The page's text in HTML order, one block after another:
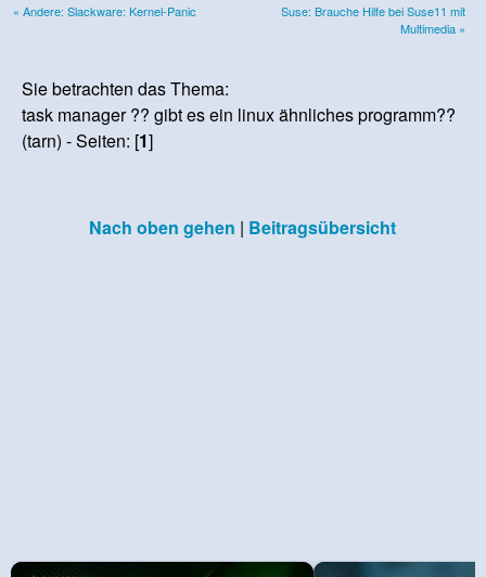
« Andere: Slackware: Kernel-Panic
Suse: Brauche Hilfe bei Suse11 mit
Multimedia »
Sie betrachten das Thema:
task manager ?? gibt es ein linux ähnliches programm??
(tarn) - Seiten: [1]
Nach oben gehen | Beitragsübersicht